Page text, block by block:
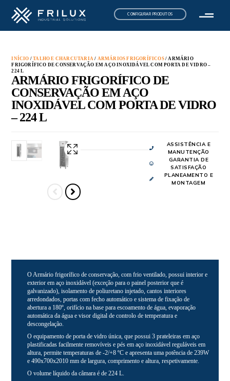
CONFIGURAR PRODUTOS
INÍCIO /TALHO E CHARCUTARIA / ARMÁRIOS FRIGORÍFICOS/ ARMÁRIO
FRIGORÍFICO DE CONSERVAÇÃO EM AÇO INOXIDÁVEL COM PORTA DE VIDRO –
224 L
ARMÁRIO FRIGORÍFICO DE
CONSERVAÇÃO EM AÇO
INOXIDÁVEL COM PORTA DE VIDRO
– 224 L
ASSISTÊNCIA E
MANUTENÇÃO
GARANTIA DE
SATISFAÇÃO
PLANEAMENTO E
MONTAGEM
O Armário frigorífico de conservação, com frio ventilado, possui interior e
exterior em aço inoxidável (exceção para o painel posterior que é
galvanizado), isolamento de poliuretano injetado, cantos interiores
arredondados, portas com fecho automático e sistema de fixação de
abertura a 180º, orifício na base para escoamento de água, evaporação
automática da água e visor digital de controlo de temperatura e
descongelação.
O equipamento de porta de vidro única, que possui 3 prateleiras em aço
plastificadas facilmente removíveis e pés em aço inoxidável reguláveis em
altura, permite temperaturas de -2/+8 ºC e apresenta uma potência de 239W
e 490x700x2010 mm de largura, comprimento e altura, respetivamente.
O volume líquido da câmara é de 224 L.